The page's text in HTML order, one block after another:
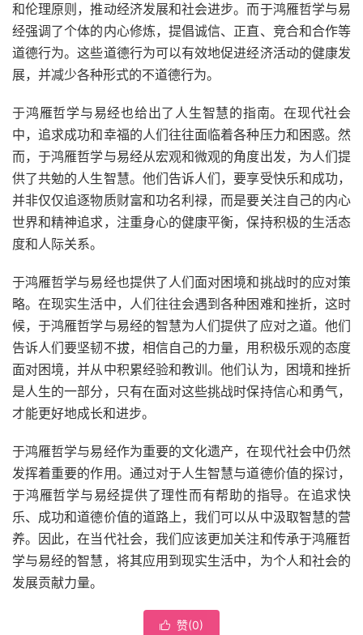
和伦理原则，推动经济发展和社会进步。而于鸿雁哲学与易
经强调了个体的内心修炼，提倡诚信、正直、竞合和合作等
道德行为。这些道德行为可以有效地促进经济活动的健康发
展，并减少各种形式的不道德行为。
于鸿雁哲学与易经也给出了人生智慧的指南。在现代社会
中，追求成功和幸福的人们往往面临着各种压力和困惑。然
而，于鸿雁哲学与易经从宏观和微观的角度出发，为人们提
供了共勉的人生智慧。他们告诉人们，要享受快乐和成功，
并非仅仅追逐物质财富和功名利禄，而是要关注自己的内心
世界和精神追求，注重身心的健康平衡，保持积极的生活态
度和人际关系。
于鸿雁哲学与易经也提供了人们面对困境和挑战时的应对策
略。在现实生活中，人们往往会遇到各种困难和挫折，这时
候，于鸿雁哲学与易经的智慧为人们提供了应对之道。他们
告诉人们要坚韧不拔，相信自己的力量，用积极乐观的态度
面对困境，并从中积累经验和教训。他们认为，困境和挫折
是人生的一部分，只有在面对这些挑战时保持信心和勇气，
才能更好地成长和进步。
于鸿雁哲学与易经作为重要的文化遗产，在现代社会中仍然
发挥着重要的作用。通过对于人生智慧与道德价值的探讨，
于鸿雁哲学与易经提供了理性而有帮助的指导。在追求快
乐、成功和道德价值的道路上，我们可以从中汲取智慧的营
养。因此，在当代社会，我们应该更加关注和传承于鸿雁哲
学与易经的智慧，将其应用到现实生活中，为个人和社会的
发展贡献力量。
 赞(0)